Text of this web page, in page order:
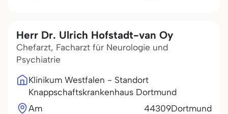
Herr Dr. Ulrich Hofstadt-van Oy
Chefarzt, Facharzt für Neurologie und
Psychiatrie
Klinikum Westfalen - Standort
Knappschaftskrankenhaus Dortmund
Am
44309Dortmund